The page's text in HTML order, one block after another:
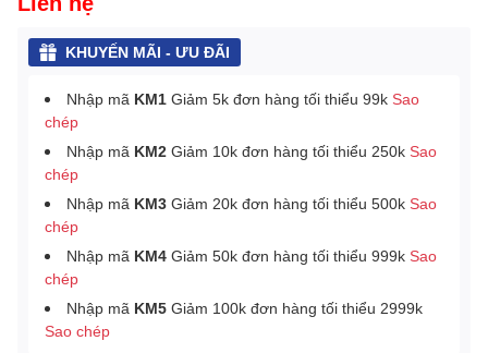
KHUYẾN MÃI - ƯU ĐÃI
Nhập mã KM1 Giảm 5k đơn hàng tối thiểu 99k Sao
chép
Nhập mã KM2 Giảm 10k đơn hàng tối thiểu 250k Sao
chép
Nhập mã KM3 Giảm 20k đơn hàng tối thiểu 500k Sao
chép
Nhập mã KM4 Giảm 50k đơn hàng tối thiểu 999k Sao
chép
Nhập mã KM5 Giảm 100k đơn hàng tối thiểu 2999k
Sao chép